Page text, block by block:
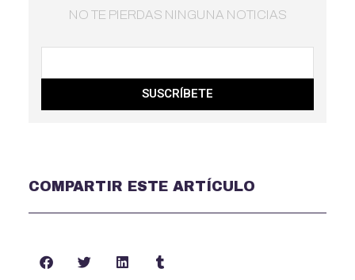
NO TE PIERDAS NINGUNA NOTICIAS
SUSCRÍBETE
COMPARTIR ESTE ARTÍCULO